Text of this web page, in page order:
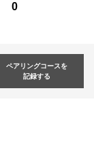
0
ペアリングコースを
記録する